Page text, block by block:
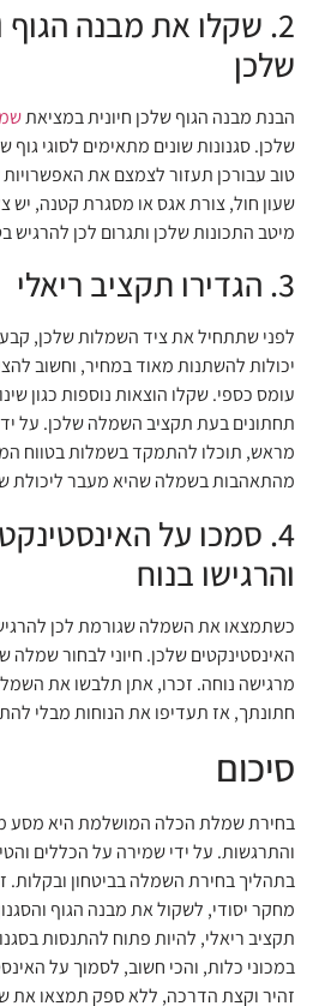
2. שקלו את מבנה הגוף
שלכן
הבנת מבנה הגוף שלכן חיונית במציאת
שלכן. סגנונות שונים מתאימים לסוגי גוף
טוב עבורכן תעזור לצמצם את האפשרויות
שעון חול, צורת אגס או מסגרת קטנה,
מיטב התכונות שלכן ותגרום לכן להרגיש
3. הגדירו תקציב ריאלי
לפני שתתחיל את ציד השמלות שלכן,
יכולות להשתנות מאוד במחיר, וחשוב
עומס כספי. שקלו הוצאות נוספות כגון
תחתונים בעת תקציב השמלה שלכן. על
מראש, תוכלו להתמקד בשמלות בטווח
מהתאהבות בשמלה שהיא מעבר ליכולת
4. סמכו על
והרגישו בנוח
כשתמצאו את השמלה שגורמת לכן
האינסטינקטים שלכן. חיוני לבחור
מרגישה נוחה. זכרו, אתן תלבשו את
חתונתך, אז תעדיפו את הנוחות מבלי
סיכום
בחירת שמלת הכלה המושלמת היא מסע
והתרגשות. על ידי שמירה על הכללים
בתהליך בחירת השמלה בביטחון ובקלות.
מחקר יסודי, לשקול את מבנה הגוף
תקציב ריאלי, להיות פתוח להתנסות
במכוני כלות, והכי חשוב, לסמוך על
זהיר וקצת הדרכה, ללא ספק תמצאו את